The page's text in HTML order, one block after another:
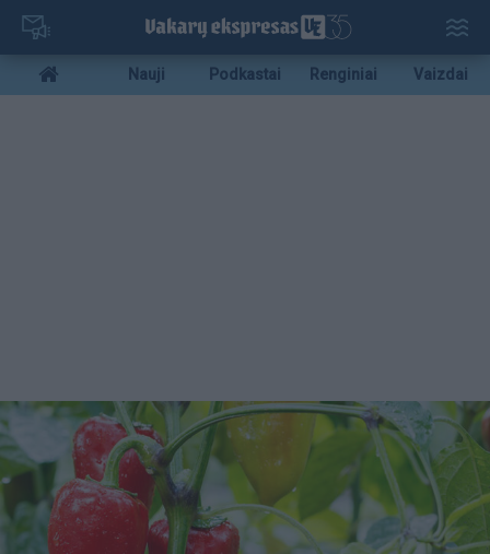
Pereiti
pagrindinį
turinį
Mobile
menu
Nauji Podkastai Renginiai Vaizdai